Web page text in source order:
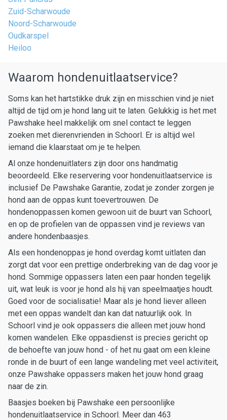
Zuid-Scharwoude
Noord-Scharwoude
Oudkarspel
Heiloo
Waarom hondenuitlaatservice?
Soms kan het hartstikke druk zijn en misschien vind je niet
altijd de tijd om je hond lang uit te laten. Gelukkig is het met
Pawshake heel makkelijk om snel contact te leggen
zoeken met dierenvrienden in Schoorl. Er is altijd wel
iemand die klaarstaat om je te helpen.
Al onze hondenuitlaters zijn door ons handmatig
beoordeeld. Elke reservering voor hondenuitlaatservice is
inclusief De Pawshake Garantie, zodat je zonder zorgen je
hond aan de oppas kunt toevertrouwen. De
hondenoppassen komen gewoon uit de buurt van Schoorl,
en op de profielen van de oppassen vind je reviews van
andere hondenbaasjes.
Als een hondenoppas je hond overdag komt uitlaten dan
zorgt dat voor een prettige onderbreking van de dag voor je
hond. Sommige oppassers laten een paar honden tegelijk
uit, wat leuk is voor je hond als hij van speelmaatjes houdt.
Goed voor de socialisatie! Maar als je hond liever alleen
met een oppas wandelt dan kan dat natuurlijk ook. In
Schoorl vind je ook oppassers die alleen met jouw hond
komen wandelen. Elke oppasdienst is precies gericht op
de behoefte van jouw hond - of het nu gaat om een kleine
ronde in de buurt of een lange wandeling met veel activiteit,
onze Pawshake oppassers maken het jouw hond graag
naar de zin.
Baasjes boeken bij Pawshake een persoonlijke
hondenuitlaatservice in Schoorl. Meer dan 463